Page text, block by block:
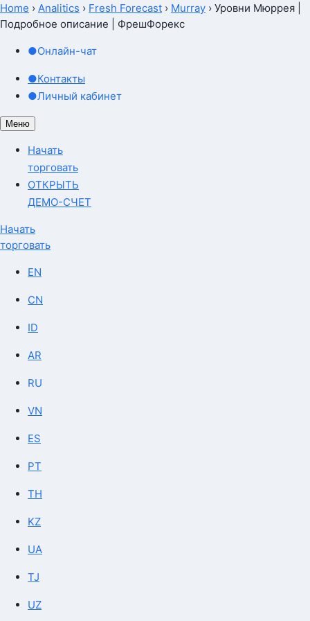
Home › Analitics › Fresh Forecast › Murray › Уровни Мюррея |
Подробное описание | ФрешФорекс
●Онлайн-чат
●Контакты
●Личный кабинет
Меню
Начать
торговать
ОТКРЫТЬ
ДЕМО-СЧЕТ
Начать
торговать
EN
CN
ID
AR
RU
VN
ES
PT
TH
KZ
UA
TJ
UZ